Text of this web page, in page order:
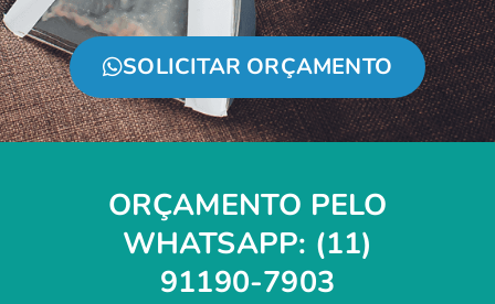
SOLICITAR ORÇAMENTO
ORÇAMENTO PELO
WHATSAPP: (11)
91190-7903